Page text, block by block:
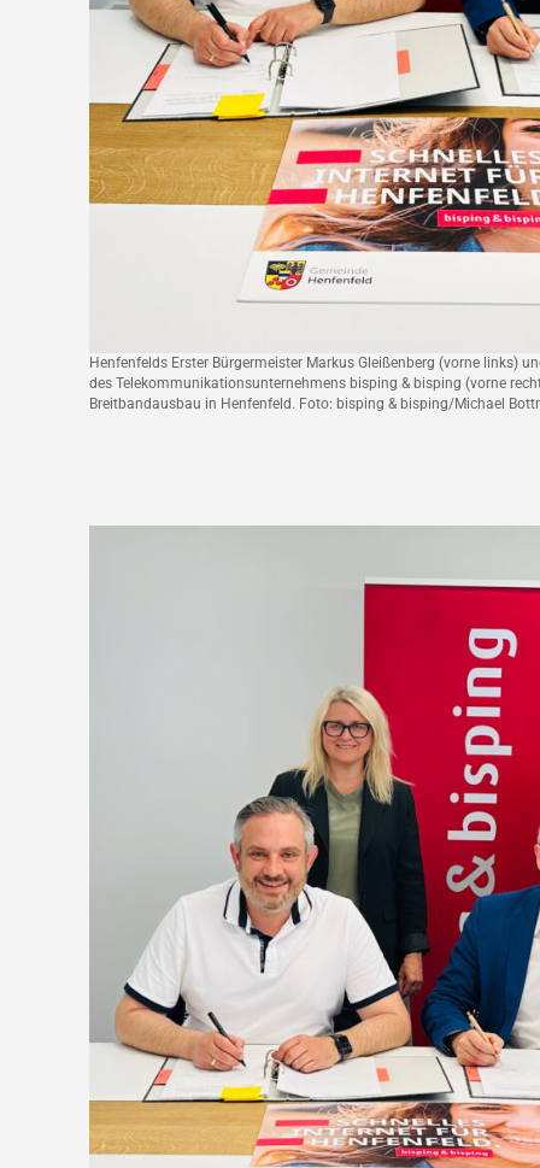
Henfenfelds Erster Bürgermeister Markus Gleißenberg (vorne links)
des Telekommunikationsunternehmens bisping & bisping (vorne
Breitbandausbau in Henfenfeld. Foto: bisping & bisping/Michael